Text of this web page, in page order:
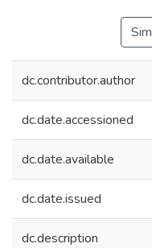
dc.contributor.author
dc.date.accessioned
dc.date.available
dc.date.issued
dc.description